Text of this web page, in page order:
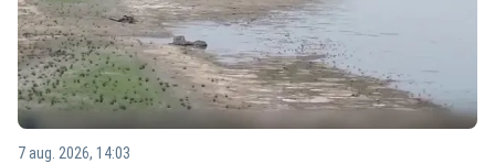
7 aug. 2026, 14:03